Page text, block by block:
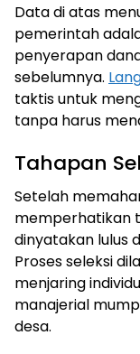
Data di atas
pemerintah
penyerapan
sebelumnya.
taktis untuk
tanpa harus
Tahapan
Setelah
memperhatikan
dinyatakan lulus
Proses seleksi
menjaring
manajerial
desa.